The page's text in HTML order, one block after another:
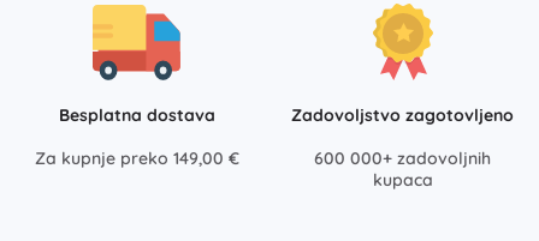
Besplatna dostava
Za kupnje preko 149,00 €
Zadovoljstvo zagotovljeno
600 000+ zadovoljnih
kupaca